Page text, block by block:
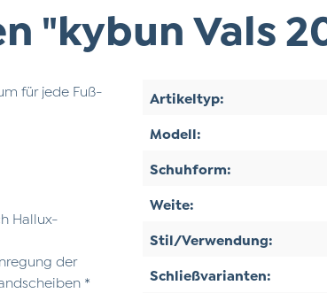
"kybun Vals
für jede Fuß-
Hallux-
der
*
Artikeltyp:
Modell:
Schuhform:
Weite:
Stil/Verwendung:
Schließvarianten: